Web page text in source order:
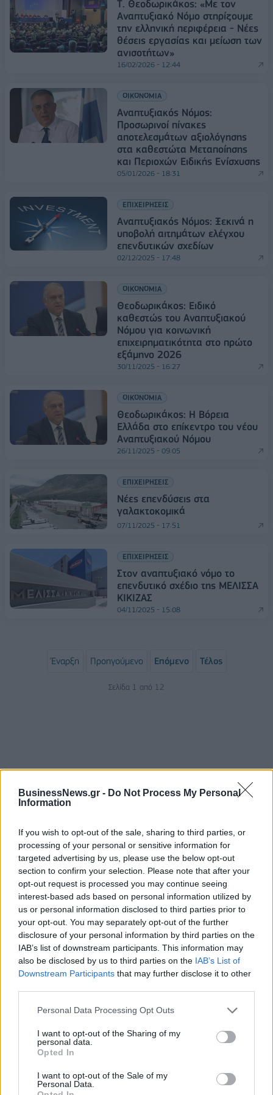
BusinessNews.gr - Do Not Process My Personal
Information
If you wish to opt-out of the sale, sharing to third parties, or
processing of your personal or sensitive information for
targeted advertising by us, please use the below opt-out
section to confirm your selection. Please note that after your
opt-out request is processed you may continue seeing
interest-based ads based on personal information utilized by
us or personal information disclosed to third parties prior to
your opt-out. You may separately opt-out of the further
disclosure of your personal information by third parties on the
IAB’s list of downstream participants. This information may
also be disclosed by us to third parties on the IAB’s List of
Downstream Participants that may further disclose it to other
Personal Data Processing Opt Outs
I want to opt-out of the Sharing of my
personal data.
Opted In
I want to opt-out of the Sale of my
Personal Data.
Τ. Θεοδωρικάκος: «Με τον
Αναπτυξιακό Νόμο στηρίζουμε
την ελληνική περιφέρεια - Nέες
θέσεις εργασίας και μείωση των
ανισοτήτων»
16/02/2026 - 12:44
ΟΙΚΟΝΟΜΙΑ
Αναπτυξιακός Νόμος:
Προσωρινοί πίνακες
αποτελεσμάτων αξιολόγησης
στα καθεστώτα Μεταποίησης
και Περιοχών Ειδικής Ενίσχυσης
05/01/2026 - 18:31
ΕΠΙΧΕΙΡΗΣΕΙΣ
Αναπτυξιακός Νόμος: Ξεκινά η
υποβολή αιτημάτων ελέγχου
επενδυτικών σχεδίων
02/12/2025 - 17:48
ΟΙΚΟΝΟΜΙΑ
Θεοδωρικάκος: Ειδικό
καθεστώς του Αναπτυξιακού
Νόμου για κοινωνική
επιχειρηματικότητα στο πρώτο
εξάμηνο 2026
30/11/2025 - 16:27
ΟΙΚΟΝΟΜΙΑ
Θεοδωρικάκος: Η Βόρεια
Ελλάδα στο επίκεντρο του νέου
Αναπτυξιακού Νόμου
26/11/2025 - 09:05
ΕΠΙΧΕΙΡΗΣΕΙΣ
Νέες επενδύσεις στα
γαλακτοκομικά
07/11/2025 - 17:51
ΕΠΙΧΕΙΡΗΣΕΙΣ
Στον αναπτυξιακό νόμο το
επενδυτικό σχέδιο της ΜΕΛΙΣΣΑ
ΚΙΚΙΖΑΣ
04/11/2025 - 15:08
Έναρξη Προηγούμενο Επόμενο Τέλος
Σελίδα 1 από 12
ΡΟΗ ΕΙΔΗΣΕΩΝ
Τ. Θεοδωρικάκος: “Στηρίζουμε την βιομηχανία για
μια οικονομία πιο ανταγωνιστική με καλύτερους
μισθούς”
06/08/2026 - 13:46
Χρηματιστήριο: Στις 2.628,25 μονάδες ο Γενικός
Δείκτης Τιμών, με άνοδο 0,17%
06/08/2026 - 13:17 ΟΙΚΟΝΟΜΙΑ
Άνοιξε η πλατφόρμα για ενισχύσεις de minimis
ύψους 24,6 εκατ. ευρώ σε παραγωγούς
Χρηματοδότηση 8 εκατ. ευρώ σε 843 μέσα
ενημέρωσης- Ξεκίνησε το πενταετές πρόγραμμα
ενίσχυσης του Τύπου
06/08/2026 - 13:05